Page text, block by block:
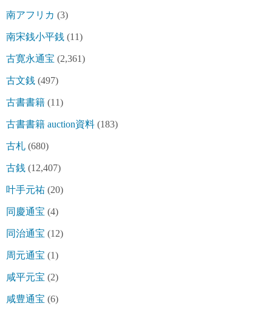
南アフリカ (3)
南宋銭小平銭 (11)
古寛永通宝 (2,361)
古文銭 (497)
古書書籍 (11)
古書書籍 auction資料 (183)
古札 (680)
古銭 (12,407)
叶手元祐 (20)
同慶通宝 (4)
同治通宝 (12)
周元通宝 (1)
咸平元宝 (2)
咸豊通宝 (6)